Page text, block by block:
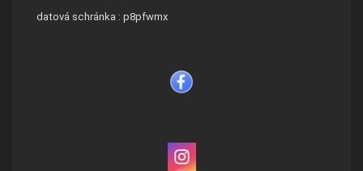
datová schránka : p8pfwmx